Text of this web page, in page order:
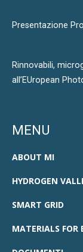
Presentazione
Rinnovabili,
all’EUropean
MENU
ABOUT MI
HYDROGEN
SMART GRID
MATERIALS FOR